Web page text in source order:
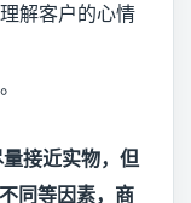
解客户的心情
接近实物，但
同等因素，商